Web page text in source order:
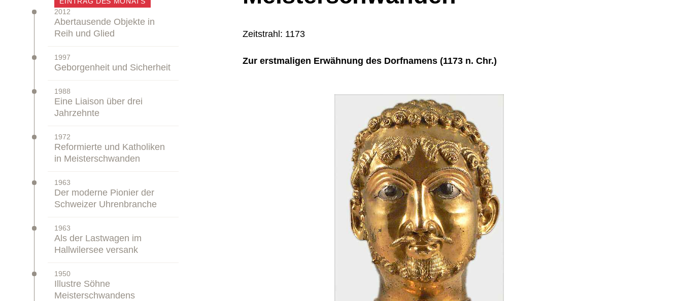
Zeitstrahl:
2012
Abertausende Objekte in
Reih und Glied
Zeitstrahl:
1997
–
Geborgenheit und Sicherheit
Zeitstrahl:
1988
–
Eine Liaison über drei
Jahrzehnte
Zeitstrahl:
1972
–
Reformierte und Katholiken
in Meisterschwanden
Zeitstrahl:
1963
–
Der moderne Pionier der
Schweizer Uhrenbranche
Zeitstrahl:
1963
–
Als der Lastwagen im
Hallwilersee versank
Zeitstrahl:
1950
–
Illustre Söhne
Meisterschwandens
Zeitstrahl: 1173
Zur erstmaligen Erwähnung des Dorfnamens (1173 n. Chr.)